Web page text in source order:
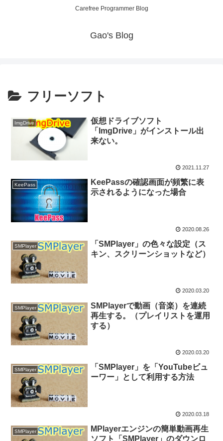
Carefree Programmer Blog
Gao's Blog
フリーソフト
ImgDrive
仮想ドライブソフト
「ImgDrive」がインストール出
来ない。
2021.11.27
KeePass
KeePassの確認画面が頻繁に表
示されるようになった場合
2020.08.26
SMPlayer
「SMPlayer」の色々な設定（ス
キン、スクリーンショットなど）
2020.03.20
SMPlayer
SMPlayerで動画（音楽）を連続
再生する。（プレイリストを運用
する）
2020.03.20
SMPlayer
「SMPlayer」を「YouTubeビュ
ーワー」として利用する方法
2020.03.18
SMPlayer
MPlayerエンジンの簡単動画再生
ソフト「SMPlayer」のダウンロ